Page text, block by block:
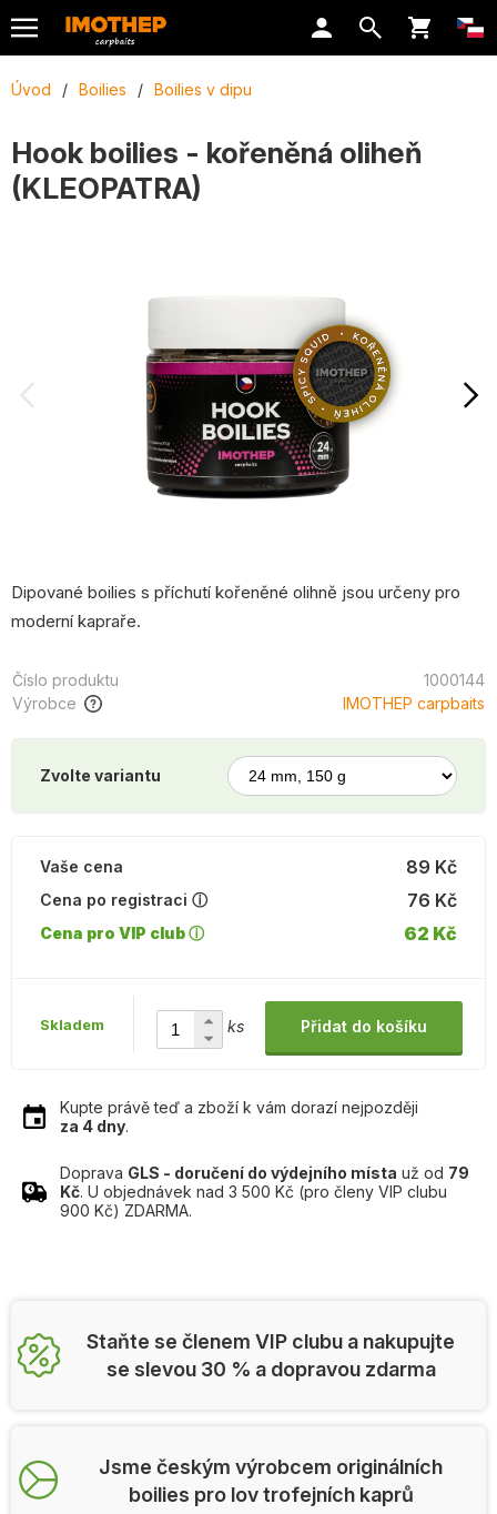
Úvod / Boilies / Boilies v dipu
Hook boilies - kořeněná oliheň
(KLEOPATRA)
Dipované boilies s příchutí kořeněné olihně jsou určeny pro
moderní kapraře.
Číslo produktu
1000144
Výrobce
IMOTHEP carpbaits
Zvolte variantu
89 Kč
Vaše cena
Cena po registraci ⓘ
76 Kč
Cena pro VIP club ⓘ 62 Kč
Skladem ks Přidat do košíku
Kupte právě teď a zboží k vám dorazí nejpozději
za 4 dny.
Doprava GLS - doručení do výdejního místa už od 79
Kč. U objednávek nad 3 500 Kč (pro členy VIP clubu
900 Kč) ZDARMA.
Staňte se členem VIP clubu a nakupujte
se slevou 30 % a dopravou zdarma
Jsme českým výrobcem originálních
boilies pro lov trofejních kaprů